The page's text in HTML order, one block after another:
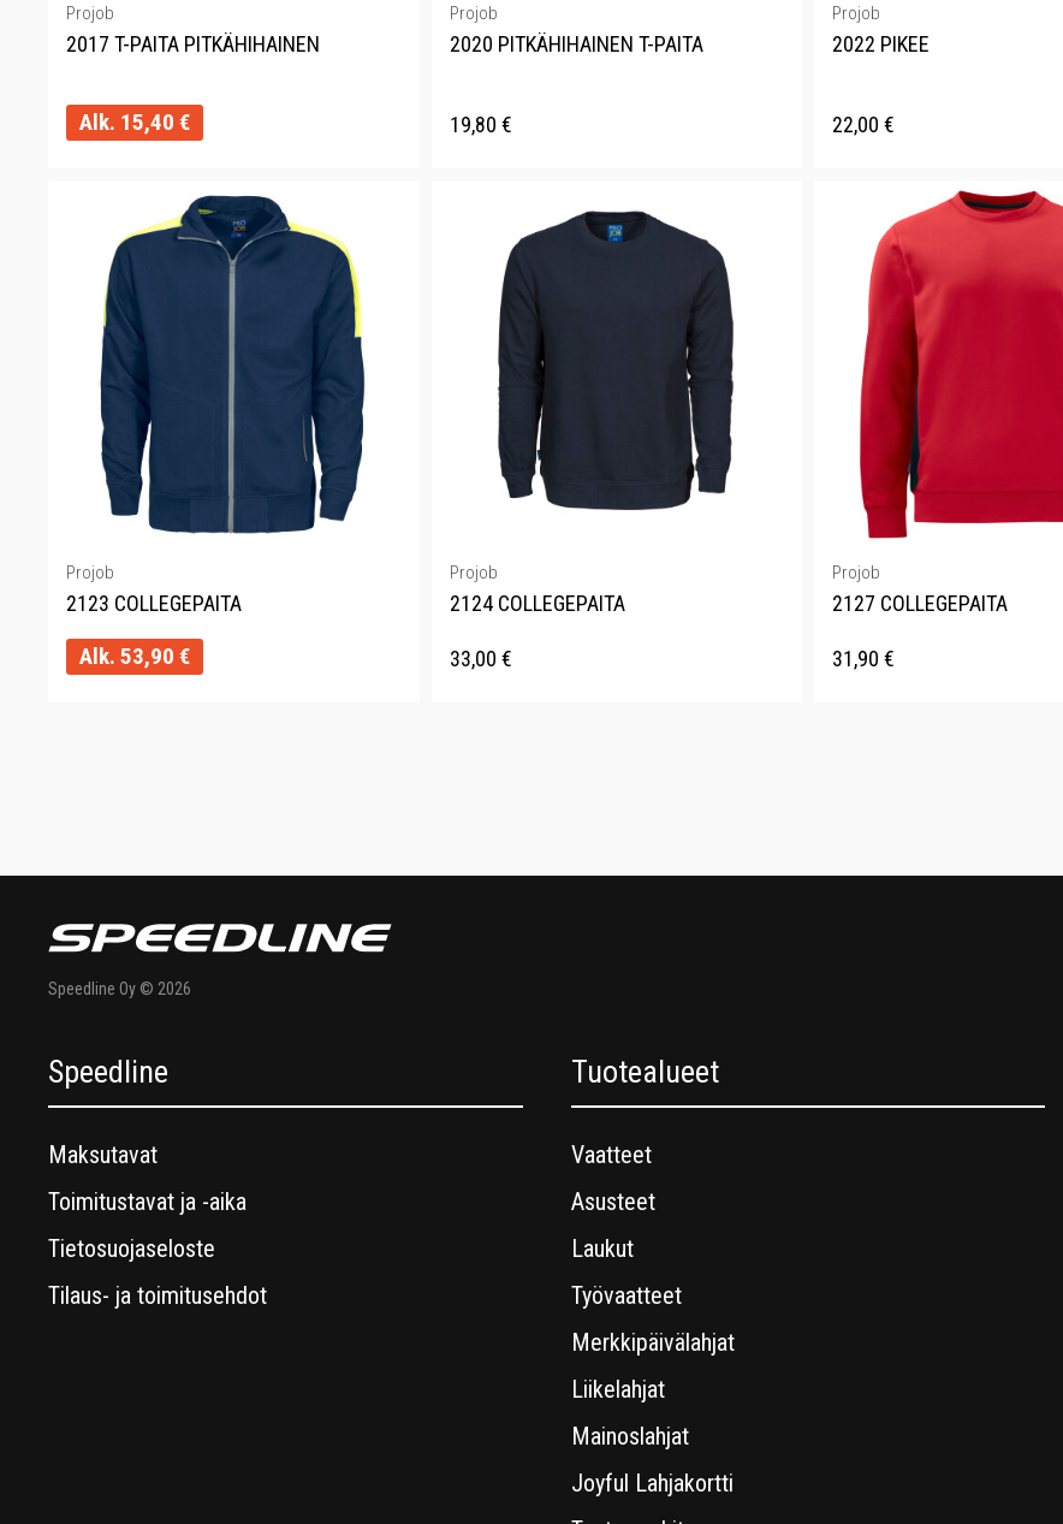
Projob
2017 T-PAITA PITKÄHIHAINEN
Alk. 15,40 €
Projob
2020 PITKÄHIHAINEN T-PAITA
19,80 €
Projob
2022 PIKEE
22,00 €
Projob
2123 COLLEGEPAITA
Alk. 53,90 €
Projob
2124 COLLEGEPAITA
33,00 €
Projob
2127 COLLEGEPAITA
31,90 €
Speedline Oy © 2026
Speedline
Maksutavat
Toimitustavat ja -aika
Tietosuojaseloste
Tilaus- ja toimitusehdot
Tuotealueet
Vaatteet
Asusteet
Laukut
Työvaatteet
Merkkipäivälahjat
Liikelahjat
Mainoslahjat
Joyful Lahjakortti